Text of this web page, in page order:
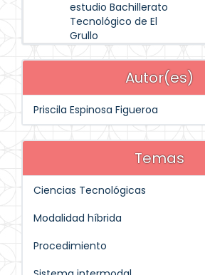
estudio Bachillerato
Tecnológico de El
Grullo
Autor(es)
Priscila Espinosa Figueroa
Temas
Ciencias Tecnológicas
Modalidad híbrida
Procedimiento